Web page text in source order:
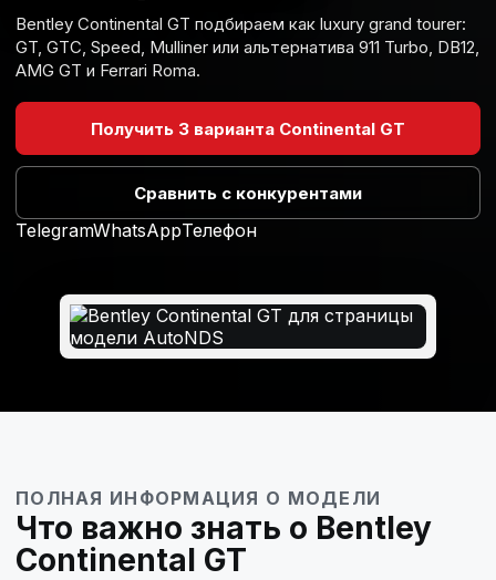
Bentley Continental GT подбираем как luxury grand tourer:
GT, GTC, Speed, Mulliner или альтернатива 911 Turbo, DB12,
AMG GT и Ferrari Roma.
Получить 3 варианта Continental GT
Сравнить с конкурентами
TelegramWhatsAppТелефон
ПОЛНАЯ ИНФОРМАЦИЯ О МОДЕЛИ
Что важно знать о Bentley
Continental GT